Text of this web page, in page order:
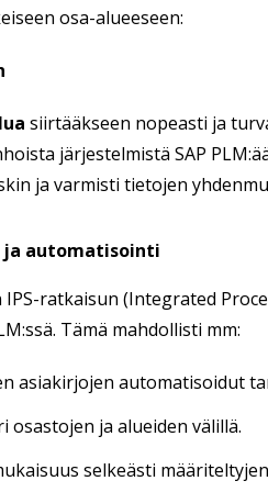
osa-alueeseen:
siirtääkseen nopeasti ja
järjestelmistä SAP
ja varmisti tietojen
ja automatisointi
ratkaisun (Integrated
Tämä mahdollisti mm:
asiakirjojen automatisoidut
ja alueiden välillä.
selkeästi